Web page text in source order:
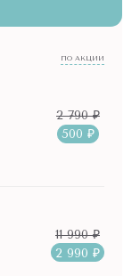
ПО АКЦИИ
2 790 ₽
500 ₽
11 990 ₽
2 990 ₽